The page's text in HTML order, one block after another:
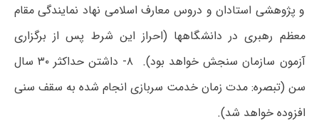
و پژوهشی استادان و دروس معارف اسلامی نهاد نمایندگی مقام
معظم رهبری در دانشگاهها (احراز این شرط پس از برگزاری
آزمون سازمان سنجش خواهد بود). ۸- داشتن حداکثر ۳۰ سال
سن (تبصره: مدت زمان خدمت سربازی انجام شده به سقف سنی
افزوده خواهد شد).